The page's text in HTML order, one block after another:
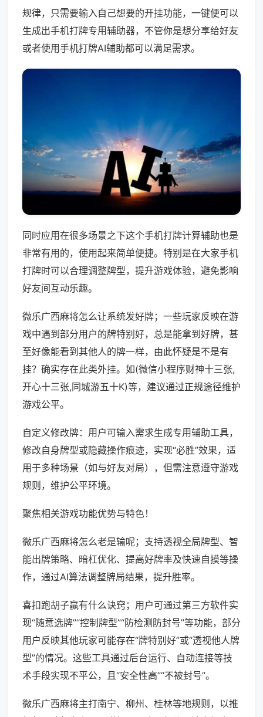
规律，只需要输入自己想要的开挂功能，一键便可以
生成出手机打牌专用辅助器，不管你是想分享给好友
或者使用手机打牌AI辅助都可以满足需求。
同时应用在很多场景之下这个手机打牌计算辅助也是
非常有用的，使用起来简单便捷。特别是在大家手机
打牌时可以合理调整牌型，提升游戏体验，避免影响
好友间互动乐趣。
微乐广西麻将怎么让系统发好牌；一些玩家反映在游
戏中遇到部分用户的牌特别好，总是能拿到好牌，甚
至好像能看到其他人的牌一样，由此怀疑是不是有
挂？确实存在此类外挂。如(微信小程序财神十三张,
开心十三张,同城游五十K)等，建议通过正规途径维护
游戏公平。
自定义修改牌：用户可输入需求生成专用辅助工具，
修改自身牌型或隐藏操作痕迹，实现“必胜”效果，适
用于多种场景（如与好友对局），但需注意遵守游戏
规则，维护公平环境。
聚焦相关游戏功能优势与特色！
微乐广西麻将怎么老是输呢；支持透视全局牌型、智
能出牌策略、暗杠优化、提高好牌率及快速自摸等操
作，通过AI算法调整牌局结果，提升胜率。
喜扣跑胡子赢有什么诀窍；用户可通过第三方软件实
现“随意选牌”“控制牌型”“防检测防封号”等功能，部分
用户反映其他玩家可能存在“牌特别好”或“透视他人牌
型”的情况。这些工具通过后台运行、自动连接等技
术手段实现不平公，且“安全性高”“不被封号”。
微乐广西麻将主打南宁、柳州、桂林等地规则，以推